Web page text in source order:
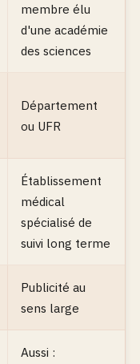
membre élu
d'une académie
des sciences
Département
ou UFR
Établissement
médical
spécialisé de
suivi long terme
Publicité au
sens large
Aussi :